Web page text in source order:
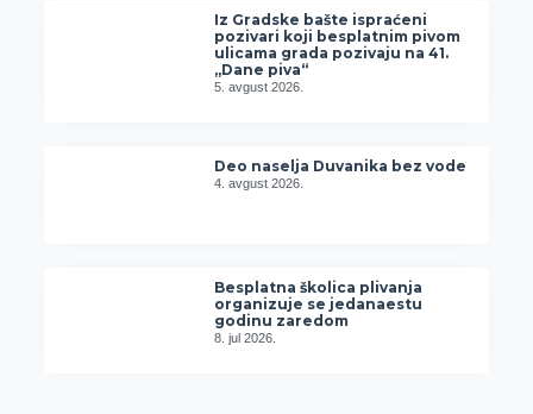
Iz Gradske bašte ispraćeni
pozivari koji besplatnim pivom
ulicama grada pozivaju na 41.
„Dane piva“
5. avgust 2026.
Deo naselja Duvanika bez vode
4. avgust 2026.
Besplatna školica plivanja
organizuje se jedanaestu
godinu zaredom
8. jul 2026.